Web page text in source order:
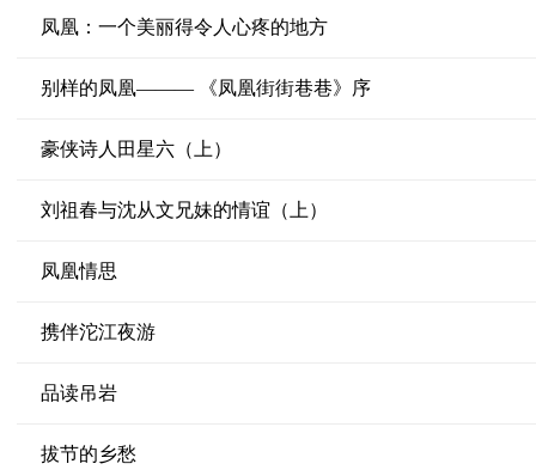
凤凰：一个美丽得令人心疼的地方
别样的凤凰——— 《凤凰街街巷巷》序
豪侠诗人田星六（上）
刘祖春与沈从文兄妹的情谊（上）
凤凰情思
携伴沱江夜游
品读吊岩
拔节的乡愁